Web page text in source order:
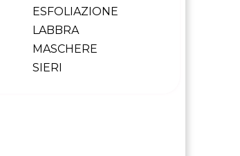
ESFOLIAZIONE
LABBRA
MASCHERE
SIERI